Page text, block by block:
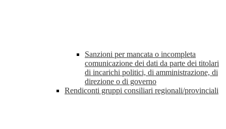
Sanzioni per mancata o incompleta
comunicazione dei dati da parte dei titolari
di incarichi politici, di amministrazione, di
direzione o di governo
Rendiconti gruppi consiliari regionali/provinciali